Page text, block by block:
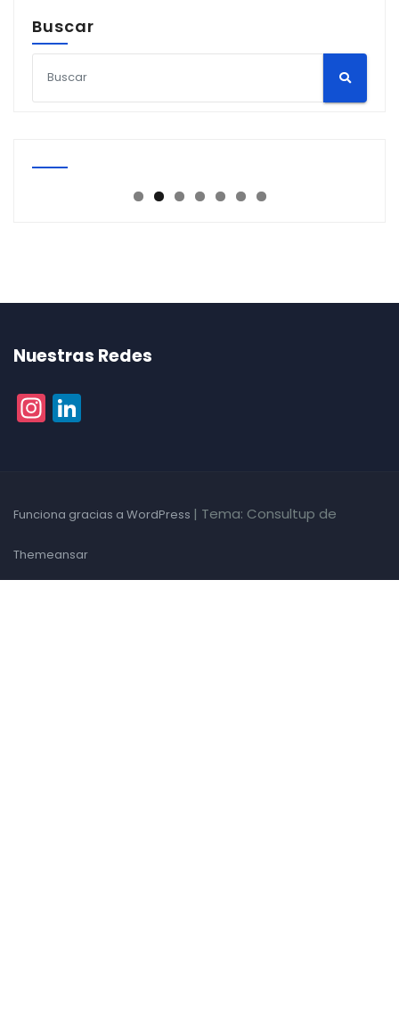
Buscar
Nuestras Redes
Instagram
Funciona gracias a WordPress | Tema: Consultup de
Themeansar